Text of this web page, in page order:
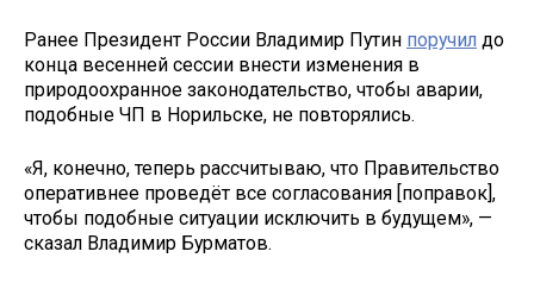
Ранее Президент России Владимир Путин поручил до
конца весенней сессии внести изменения в
природоохранное законодательство, чтобы аварии,
подобные ЧП в Норильске, не повторялись.
«Я, конечно, теперь рассчитываю, что Правительство
оперативнее проведёт все согласования [поправок],
чтобы подобные ситуации исключить в будущем», —
сказал Владимир Бурматов.